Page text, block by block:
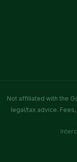
Not affiliated with the
legal/tax advice.